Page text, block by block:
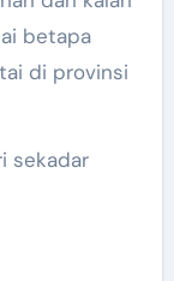
betapa
di provinsi
sekadar